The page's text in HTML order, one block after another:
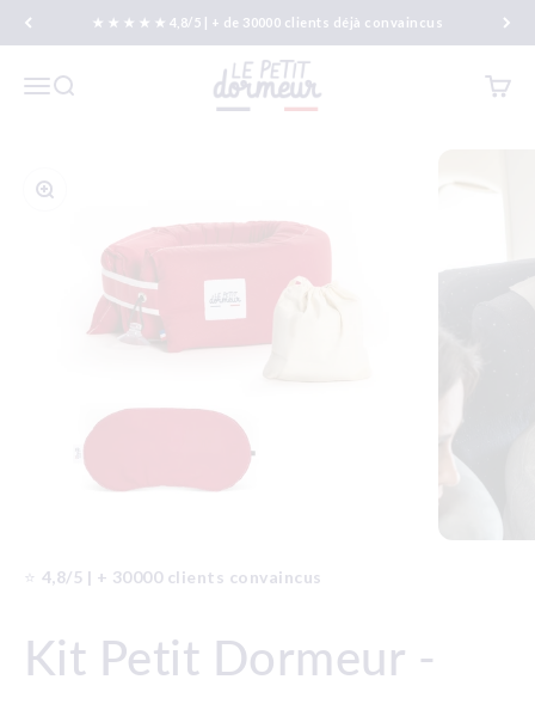
★ ★ ★ ★ ★ 4,8/5 | + de 30000 clients déjà convaincus
MenuRecherche
Le Petit Dormeur
Panier
Zoomer sur l'image
⭐️ 4,8/5 | + 30000 clients convaincus
Kit Petit Dormeur -